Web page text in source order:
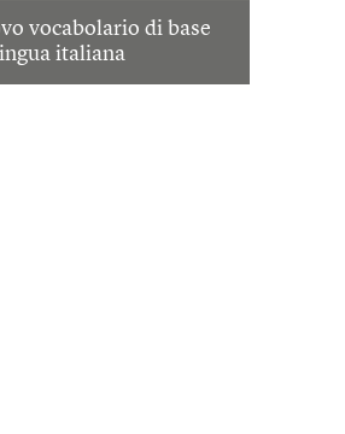
vocabolario di base
italiana